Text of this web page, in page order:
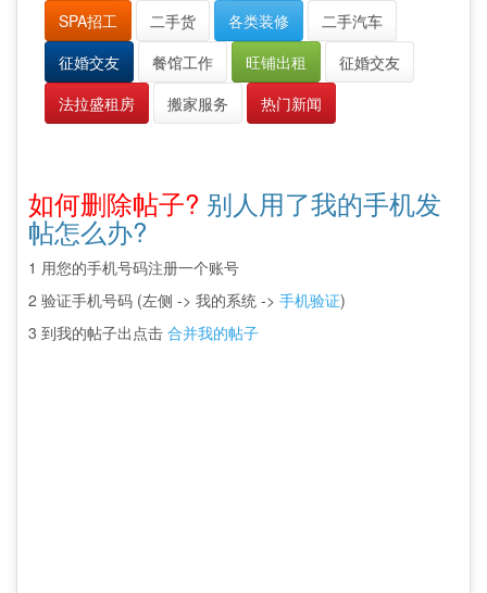
SPA招工
二手货 各类装修
二手汽车
征婚交友
餐馆工作 旺铺出租
征婚交友
法拉盛租房
搬家服务 热门新闻
如何删除帖子? 别人用了我的手机发
帖怎么办?
1 用您的手机号码注册一个账号
2 验证手机号码 (左侧 -> 我的系统 -> 手机验证)
3 到我的帖子出点击 合并我的帖子